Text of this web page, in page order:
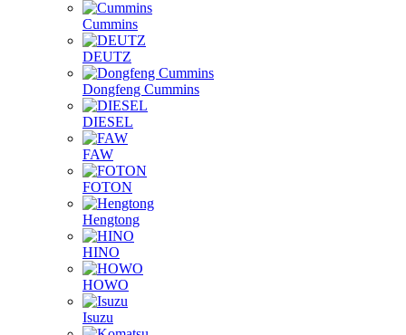
Cummins
DEUTZ
Dongfeng Cummins
DIESEL
FAW
FOTON
Hengtong
HINO
HOWO
Isuzu